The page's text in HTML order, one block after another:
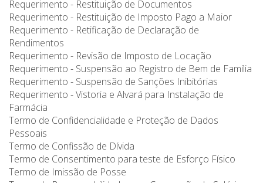
Requerimento - Restituição de Documentos
Requerimento - Restituição de Imposto Pago a Maior
Requerimento - Retificação de Declaração de
Rendimentos
Requerimento - Revisão de Imposto de Locação
Requerimento - Suspensão ao Registro de Bem de Família
Requerimento - Suspensão de Sanções Inibitórias
Requerimento - Vistoria e Alvará para Instalação de
Farmácia
Termo de Confidencialidade e Proteção de Dados
Pessoais
Termo de Confissão de Dívida
Termo de Consentimento para teste de Esforço Físico
Termo de Imissão de Posse